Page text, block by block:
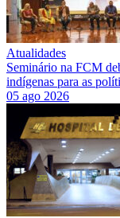
Atualidades
Seminário na FCM
indígenas para as
05 ago 2026